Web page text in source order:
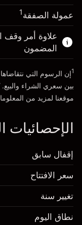
الذهاب إلى
المال من
الذهاب إلى
عمولة الصفقة1
علاوة أمر وقف
المضمون
1إن الرسوم التي
بين سعري الشراء
موقعنا لمزيد من
الإحصائيات
إقفال سابق
سعر الافتتاح
تغيير سنة
نطاق اليوم